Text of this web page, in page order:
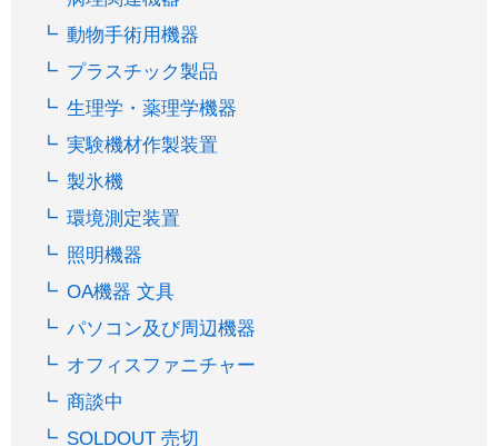
動物手術用機器
プラスチック製品
生理学・薬理学機器
実験機材作製装置
製氷機
環境測定装置
照明機器
OA機器 文具
パソコン及び周辺機器
オフィスファニチャー
商談中
SOLDOUT 売切